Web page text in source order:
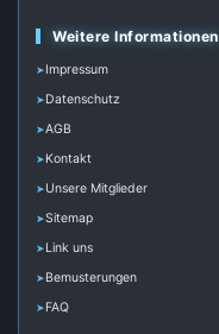
Weitere Informationen
Impressum
Datenschutz
AGB
Kontakt
Unsere Mitglieder
Sitemap
Link uns
Bemusterungen
FAQ